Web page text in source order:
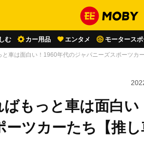
む カー用品 エンタメ モータース
車は面白い！1960年代のジャパニーズスポーツカー
もっと車は面白い
ツカーたち【推し